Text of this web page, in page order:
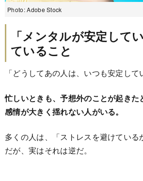
Photo: Adobe Stock
「メンタルが安定して
ていること
「どうしてあの人は、いつも安定して
忙しいときも、予想外のことが起きた
感情が大きく揺れない人がいる。
多くの人は、「ストレスを避けている
だが、実はそれは逆だ。